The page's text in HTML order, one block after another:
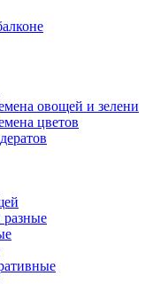
овощей и зелени
цветов